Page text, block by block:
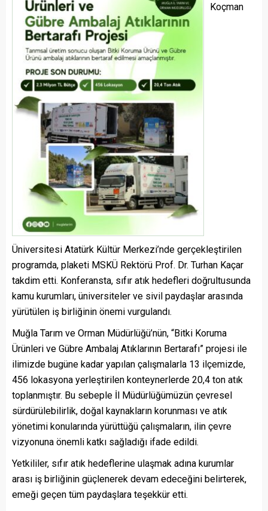
Koçman
Üniversitesi Atatürk Kültür Merkezi’nde gerçekleştirilen
programda, plaketi MSKÜ Rektörü Prof. Dr. Turhan Kaçar
takdim etti. Konferansta, sıfır atık hedefleri doğrultusunda
kamu kurumları, üniversiteler ve sivil paydaşlar arasında
yürütülen iş birliğinin önemi vurgulandı.
Muğla Tarım ve Orman Müdürlüğü’nün, “Bitki Koruma
Ürünleri ve Gübre Ambalaj Atıklarının Bertarafı” projesi ile
ilimizde bugüne kadar yapılan çalışmalarla 13 ilçemizde,
456 lokasyona yerleştirilen konteynerlerde 20,4 ton atık
toplanmıştır. Bu sebeple İl Müdürlüğümüzün çevresel
sürdürülebilirlik, doğal kaynakların korunması ve atık
yönetimi konularında yürüttüğü çalışmaların, ilin çevre
vizyonuna önemli katkı sağladığı ifade edildi.
Yetkililer, sıfır atık hedeflerine ulaşmak adına kurumlar
arası iş birliğinin güçlenerek devam edeceğini belirterek,
emeği geçen tüm paydaşlara teşekkür etti.